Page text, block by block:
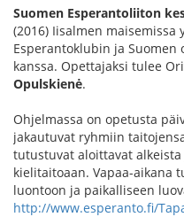
Suomen Esperantoliiton
(2016) Iisalmen maisemissa
Esperantoklubin ja
kanssa. Opettajaksi tulee
Opulskienė.
Ohjelmassa on opetusta
jakautuvat ryhmiin
tutustuvat aloittavat
kielitaitoaan. Vapaa-aikana
luontoon ja paikalliseen
http://www.esperanto.fi/